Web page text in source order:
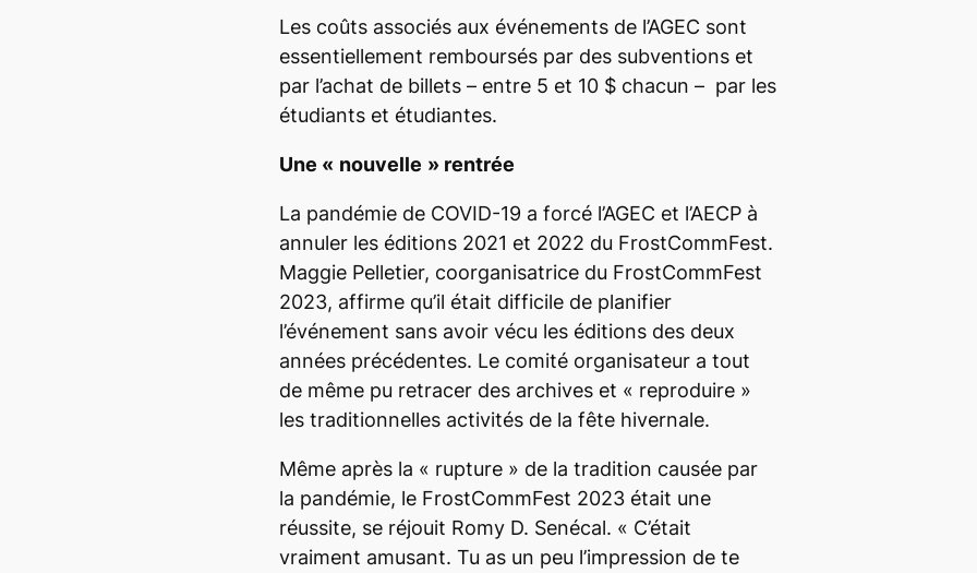
Les coûts associés aux événements de l’AGEC sont
essentiellement remboursés par des subventions et
par l’achat de billets – entre 5 et 10 $ chacun – par les
étudiants et étudiantes.
Une « nouvelle » rentrée
La pandémie de COVID-19 a forcé l’AGEC et l’AECP à
annuler les éditions 2021 et 2022 du FrostCommFest.
Maggie Pelletier, coorganisatrice du FrostCommFest
2023, affirme qu’il était difficile de planifier
l’événement sans avoir vécu les éditions des deux
années précédentes. Le comité organisateur a tout
de même pu retracer des archives et « reproduire »
les traditionnelles activités de la fête hivernale.
Même après la « rupture » de la tradition causée par
la pandémie, le FrostCommFest 2023 était une
réussite, se réjouit Romy D. Senécal. « C’était
vraiment amusant. Tu as un peu l’impression de te